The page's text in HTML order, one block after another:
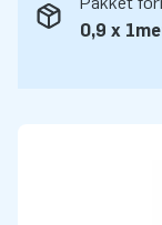
Koop de
Meer dan
lucht springen.
ontwikkelaars en
0,9 x